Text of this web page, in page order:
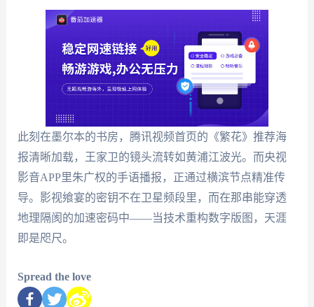
此刻在墨尔本的书房，腾讯视频首页的《繁花》推荐海
报清晰加载，王家卫的镜头流转如黄浦江波光。而央视
影音APP里朱广权的手语播报，正通过横滨节点精准传
导。影视飨宴的密钥不在卫星频段里，而在那串能穿透
地理隔阂的加速密码中——当技术重构数字版图，天涯
即是咫尺。
Spread the love